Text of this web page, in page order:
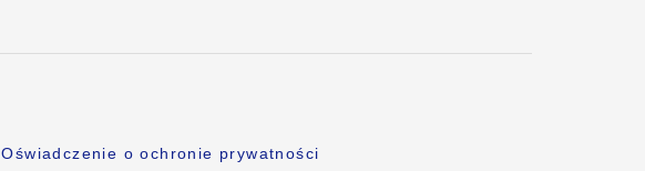
Oświadczenie o ochronie prywatności